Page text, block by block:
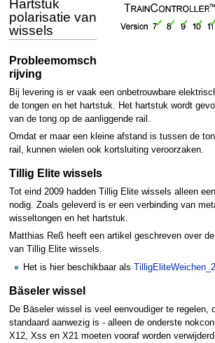
Hartstuk
polarisatie van
wissels
Probleemomsch
rijving
Bij levering is er vaak een onbetrouwbare
de tongen en het hartstuk. Het hartstuk wordt
van de tong op de aanliggende rail.
Omdat er maar een kleine afstand is tussen de
rail, kunnen wielen ook kortsluiting veroorzaken.
Tillig Elite wissels
Tot eind 2009 hadden Tillig Elite wissels alleen
nodig. Zoals geleverd is er een verbinding van
wisseltongen en het hartstuk.
Matthias Reß heeft een artikel geschreven over
van Tillig Elite wissels.
Het is hier beschikbaar als
Bäseler wissel
De Bäseler wissel is veel eenvoudiger te regelen,
standaard aanwezig is - alleen de onderste
X12, Xss en X21 moeten vooraf worden